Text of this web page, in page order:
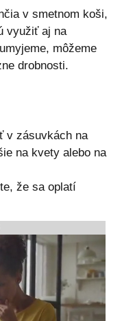
v smetnom koši,
využiť aj na
môžeme
drobnosti.
v zásuvkách na
na kvety alebo na
že sa oplatí